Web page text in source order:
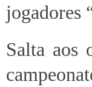
jogadores
Salta aos